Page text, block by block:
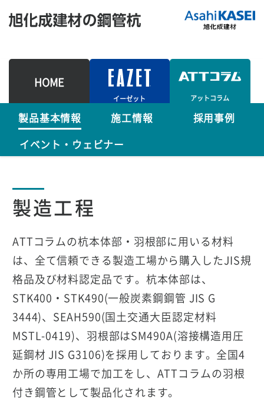
HOME
イーゼット アットコラム
製品基本情報 施工情報
採用事例
イベント・ウェビナー
製造工程
ATTコラムの杭本体部・羽根部に用いる材料
は、全て信頼できる製造工場から購入したJIS規
格品及び材料認定品です。杭本体部は、
STK400・STK490(一般炭素鋼鋼管 JIS G
3444)、SEAH590(国土交通大臣認定材料
MSTL-0419)、羽根部はSM490A(溶接構造用圧
延鋼材 JIS G3106)を採用しております。全国4
か所の専用工場で加工をし、ATTコラムの羽根
付き鋼管として製品化されます。